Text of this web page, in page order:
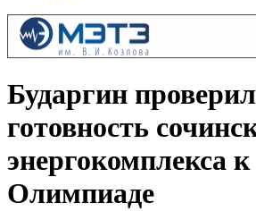
Бударгин проверил
готовность
энергокомплекса к
Олимпиаде